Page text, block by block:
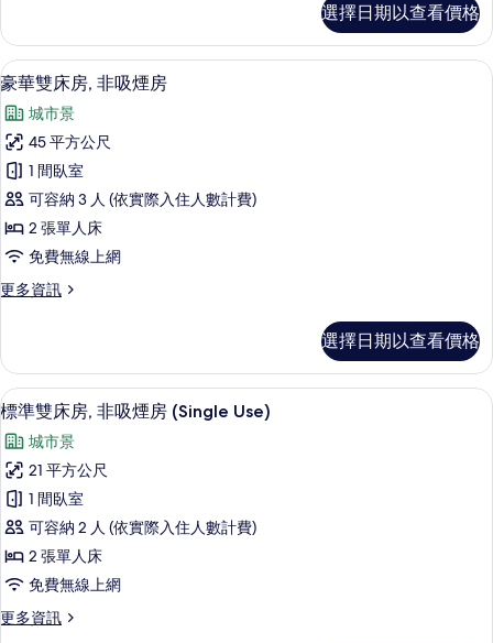
房
(Family
)
的
所
有
相
片
三
人
房,
吸
煙
房
(Family
的
詳
情
選擇日期以查看價格
顯
示
豪
華
雙
床
房,
非
吸
房
的
所
有
相
片
豪華雙床房, 非吸煙房 | 高級寢具、客
5
豪華雙床房, 非吸煙房
城市景
45 平方公尺
1 間臥室
可容納 3 人 (依實際入住人數計費)
2 張單人床
免費無線上網
更多資訊
更
雙
床
房,
吸
煙
房
的
詳
情
選擇日期以查看價格
顯
示
標
準
雙
床
房,
非
吸
高級寢具、客房內保險箱、書桌、熨
5
標準雙床房, 非吸煙房 (Single Use)
城市景
21 平方公尺
1 間臥室
可容納 2 人 (依實際入住人數計費)
2 張單人床
免費無線上網
更多資訊
更